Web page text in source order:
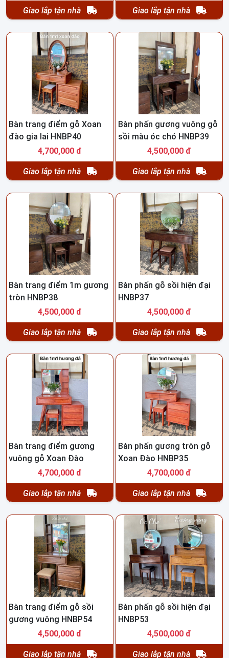
Giao lắp tận nhà Giao lắp tận nhà
Bàn trang điểm gỗ Xoan
đào gia lai HNBP40
4,700,000 đ
Giao lắp tận nhà
Bàn phấn gương vuông gỗ
sồi màu óc chó HNBP39
4,500,000 đ
Giao lắp tận nhà
Bàn trang điểm 1m gương
tròn HNBP38
4,500,000 đ
Giao lắp tận nhà
Bàn phấn gỗ sồi hiện đại
HNBP37
4,500,000 đ
Giao lắp tận nhà
Bàn trang điểm gương
vuông gỗ Xoan Đào
HNBP364,700,000 đ
Giao lắp tận nhà
Bàn phấn gương tròn gỗ
Xoan Đào HNBP35
4,700,000 đ
Giao lắp tận nhà
Bàn trang điểm gỗ sồi
gương vuông HNBP54
4,500,000 đ
Giao lắp tận nhà
Bàn phấn gỗ sồi hiện đại
HNBP53
4,500,000 đ
Giao lắp tận nhà